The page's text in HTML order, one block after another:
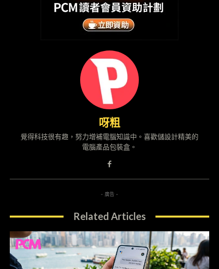
呀粗
覺得科技很有趣，努力增補電腦知識中。喜歡儲設計精美的
電腦產品包裝盒。
- 廣告 -
Related Articles